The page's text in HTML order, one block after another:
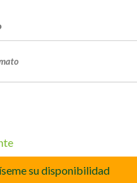
su disponibilidad